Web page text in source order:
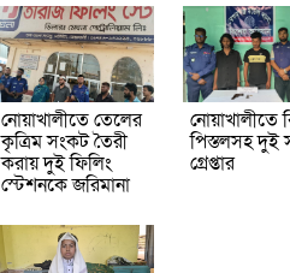
নোয়াখালীতে তেলের
কৃত্রিম সংকট তৈরী
করায় দুই ফিলিং
স্টেশনকে জরিমানা
নোয়াখালীতে
পিস্তলসহ দুই
গ্রেপ্তার